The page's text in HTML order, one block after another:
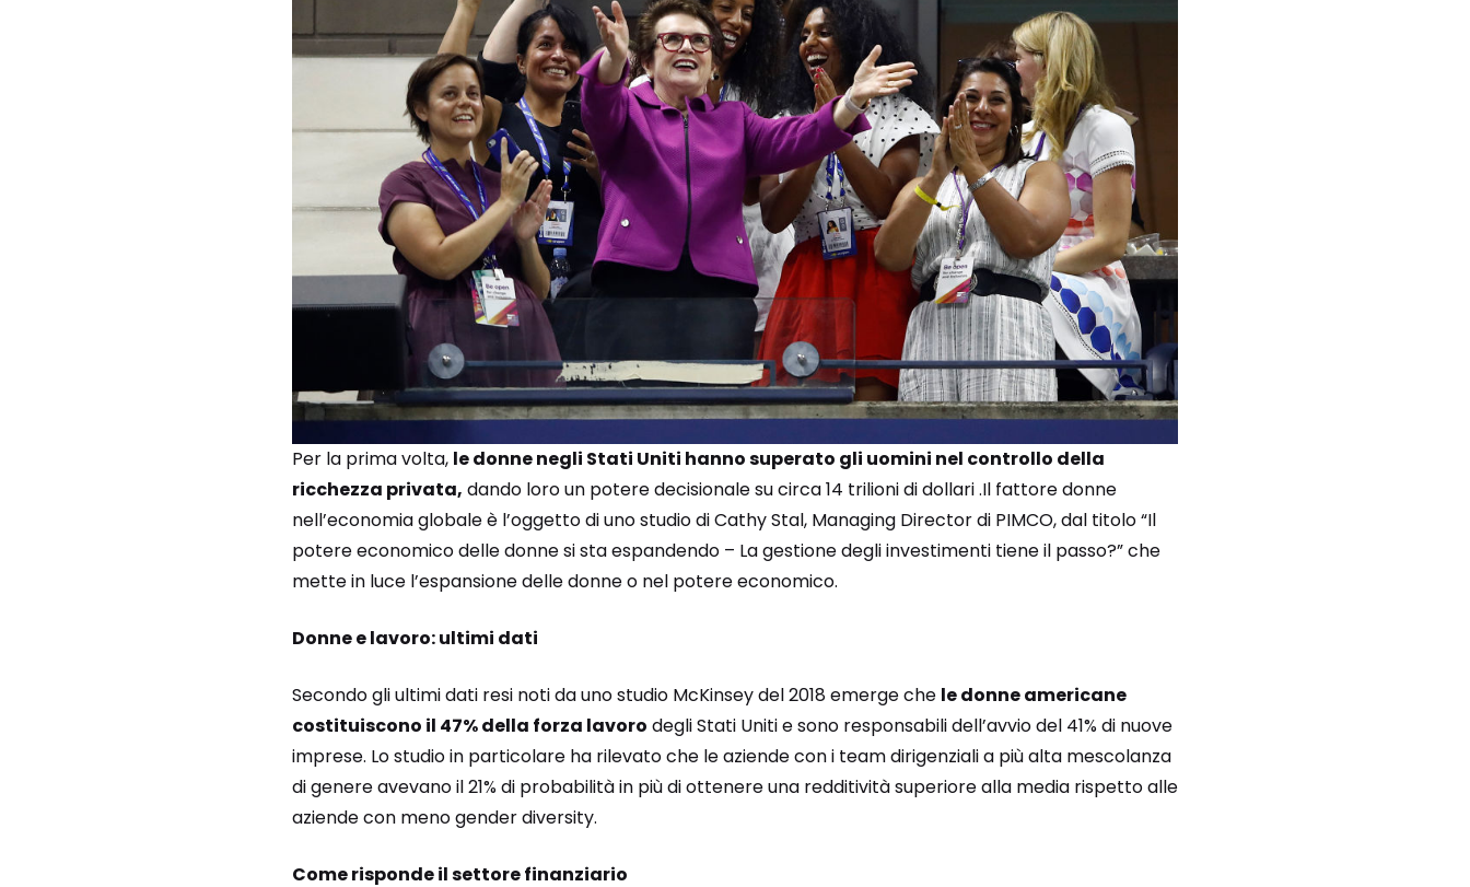
Per la prima volta, le donne negli Stati Uniti hanno superato gli uomini nel controllo della
ricchezza privata, dando loro un potere decisionale su circa 14 trilioni di dollari .Il fattore donne
nell’economia globale è l’oggetto di uno studio di Cathy Stal, Managing Director di PIMCO, dal titolo “Il
potere economico delle donne si sta espandendo – La gestione degli investimenti tiene il passo?” che
mette in luce l’espansione delle donne o nel potere economico.
Donne e lavoro: ultimi dati
Secondo gli ultimi dati resi noti da uno studio McKinsey del 2018 emerge che le donne americane
costituiscono il 47% della forza lavoro degli Stati Uniti e sono responsabili dell’avvio del 41% di nuove
imprese. Lo studio in particolare ha rilevato che le aziende con i team dirigenziali a più alta mescolanza
di genere avevano il 21% di probabilità in più di ottenere una redditività superiore alla media rispetto alle
aziende con meno gender diversity.
Come risponde il settore finanziario